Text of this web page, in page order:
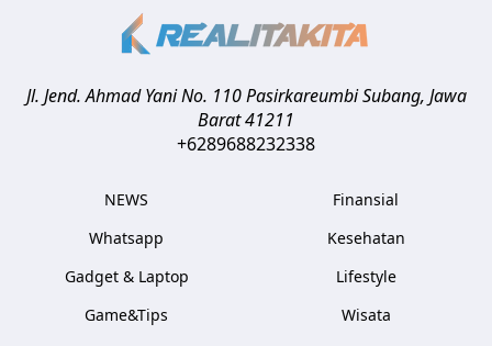
Jl. Jend. Ahmad Yani No. 110 Pasirkareumbi Subang, Jawa
Barat41211
+6289688232338
NEWS
Whatsapp
Gadget & Laptop
Game&Tips
Finansial
Kesehatan
Lifestyle
Wisata